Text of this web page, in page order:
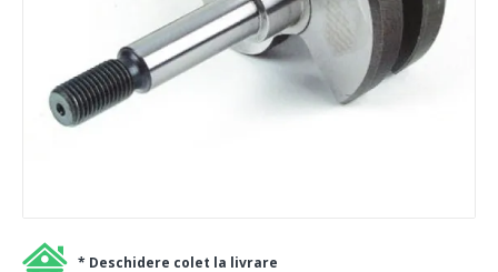
* Deschidere colet la livrare